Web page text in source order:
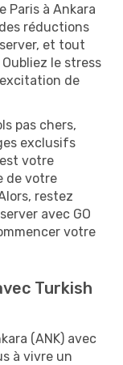
Paris à Ankara
réductions
et tout
le stress
de
pas chers,
exclusifs
votre
de votre
restez
avec GO
votre
Turkish
(ANK) avec
à vivre un